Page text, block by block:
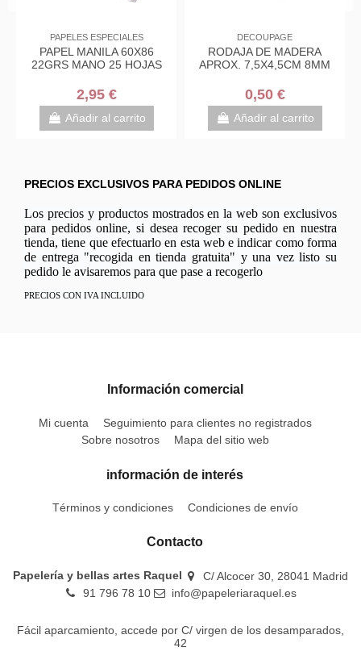
PAPELES ESPECIALES
PAPEL MANILA 60X86
22GRS MANO 25 HOJAS
2,95 €
Añadir al carrito
DECOUPAGE
RODAJA DE MADERA
APROX. 7,5X4,5CM 8MM
0,50 €
Añadir al carrito
PRECIOS EXCLUSIVOS PARA PEDIDOS ONLINE
Los precios y productos mostrados en la web son exclusivos
para pedidos online, si desea recoger su pedido en nuestra
tienda, tiene que efectuarlo en esta web e indicar como forma
de entrega "recogida en tienda gratuita" y una vez listo su
pedido le avisaremos para que pase a recogerlo
PRECIOS CON IVA INCLUIDO
Información comercial
Mi cuenta
Seguimiento para clientes no registrados
Sobre nosotros
Mapa del sitio web
información de interés
Términos y condiciones Condiciones de envío
Contacto
Papelería y bellas artes Raquel
C/ Alcocer 30, 28041 Madrid
91 796 78 10
info@papeleriaraquel.es
Fácil aparcamiento, accede por C/ virgen de los desamparados,
42